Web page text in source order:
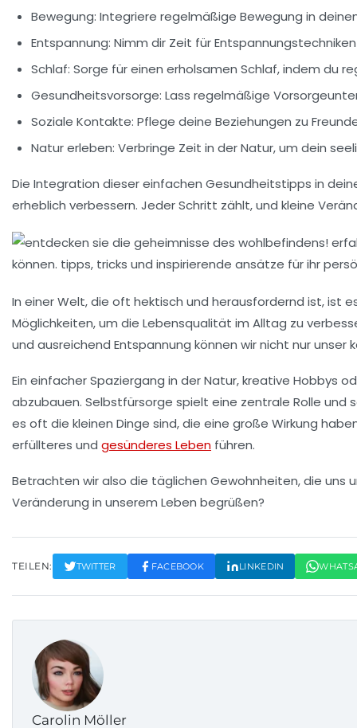
Bewegung: Integriere regelmäßige Bewegung in
Entspannung: Nimm dir Zeit für
Schlaf: Sorge für einen erholsamen Schlaf, indem du
Gesundheitsvorsorge: Lass regelmäßige
Soziale Kontakte: Pflege deine Beziehungen zu
Natur erleben: Verbringe Zeit in der Natur, um dein
Die Integration dieser einfachen Gesundheitstipps in
erheblich verbessern. Jeder Schritt zählt, und kleine
In einer Welt, die oft hektisch und herausfordernd ist, ist
Möglichkeiten, um die Lebensqualität im Alltag zu
und ausreichend Entspannung können wir nicht nur unser
Ein einfacher Spaziergang in der Natur, kreative Hobbys
abzubauen. Selbstfürsorge spielt eine zentrale Rolle und
es oft die kleinen Dinge sind, die eine große Wirkung
erfüllteres und gesünderes Leben führen.
Betrachten wir also die täglichen Gewohnheiten, die uns
Veränderung in unserem Leben begrüßen?
TEILEN: TWITTER FACEBOOK LINKEDIN
Carolin Möller